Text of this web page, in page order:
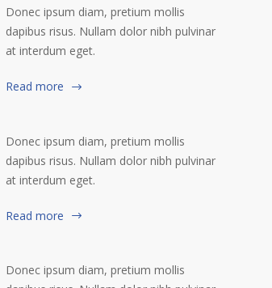
Donec ipsum diam, pretium mollis
dapibus risus. Nullam dolor nibh pulvinar
at interdum eget.
Read more
Donec ipsum diam, pretium mollis
dapibus risus. Nullam dolor nibh pulvinar
at interdum eget.
Read more
Donec ipsum diam, pretium mollis